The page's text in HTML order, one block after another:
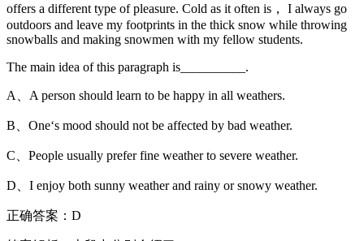
offers a different type of pleasure. Cold as it often is， I always go
outdoors and leave my footprints in the thick snow while throwing
snowballs and making snowmen with my fellow students.
The main idea of this paragraph is__________.
A、A person should learn to be happy in all weathers.
B、One‘s mood should not be affected by bad weather.
C、People usually prefer fine weather to severe weather.
D、I enjoy both sunny weather and rainy or snowy weather.
正确答案：D